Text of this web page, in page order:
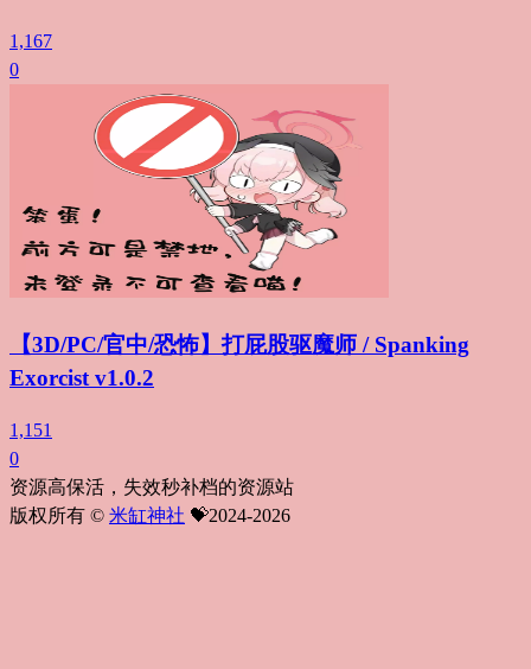
1,167
0
【3D/PC/官中/恐怖】打屁股驱魔师 / Spanking
Exorcist v1.0.2
1,151
0
资源高保活，失效秒补档的资源站
版权所有 © 米缸神社 💝2024-2026